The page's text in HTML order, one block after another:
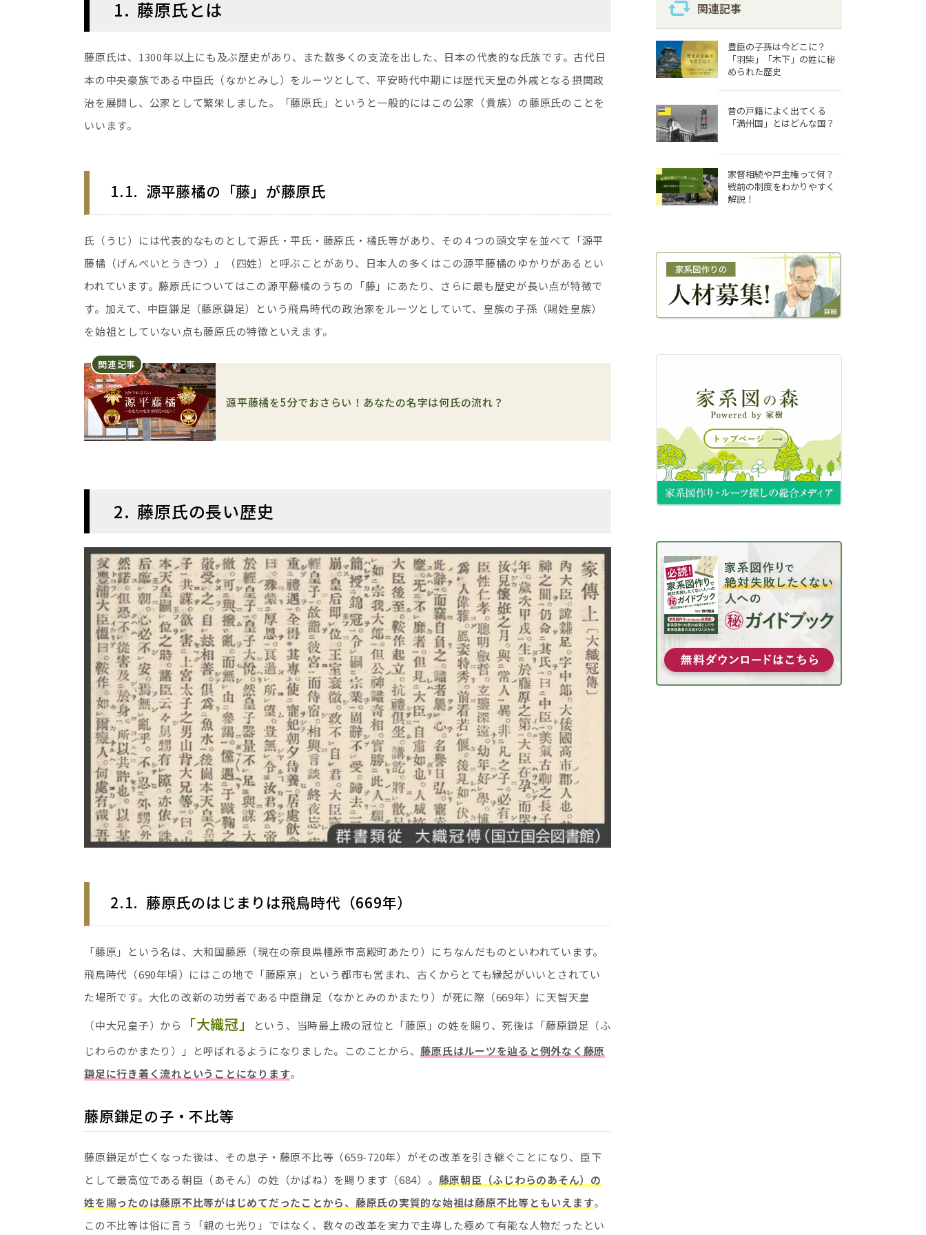
1 藤原氏とは
藤原氏は、1300年以上にも及ぶ歴史があり、また数多くの支流を出した、日本の代表的な氏族です。古代日
本の中央豪族である中臣氏（なかとみし）をルーツとして、平安時代中期には歴代天皇の外戚となる摂関政
治を展開し、公家として繁栄しました。「藤原氏」というと一般的にはこの公家（貴族）の藤原氏のことを
いいます。
1.1 源平藤橘の「藤」が藤原氏
氏（うじ）には代表的なものとして源氏・平氏・藤原氏・橘氏等があり、その４つの頭文字を並べて「源平
藤橘（げんぺいとうきつ）」（四姓）と呼ぶことがあり、日本人の多くはこの源平藤橘のゆかりがあるとい
われています。藤原氏についてはこの源平藤橘のうちの「藤」にあたり、さらに最も歴史が長い点が特徴で
す。加えて、中臣鎌足（藤原鎌足）という飛鳥時代の政治家をルーツとしていて、皇族の子孫（賜姓皇族）
を始祖としていない点も藤原氏の特徴といえます。
関連記事
源平藤橘を5分でおさらい！あなたの名字は何氏の流れ？
2 藤原氏の長い歴史
2.1 藤原氏のはじまりは飛鳥時代（669年）
「藤原」という名は、大和国藤原（現在の奈良県橿原市高殿町あたり）にちなんだものといわれています。
飛鳥時代（690年頃）にはこの地で「藤原京」という都市も営まれ、古くからとても縁起がいいとされてい
た場所です。大化の改新の功労者である中臣鎌足（なかとみのかまたり）が死に際（669年）に天智天皇
（中大兄皇子）から
「大織冠」
という、当時最上級の冠位と「藤原」の姓を賜り、死後は「藤原鎌足（ふ
じわらのかまたり）」と呼ばれるようになりました。このことから、藤原氏はルーツを辿ると例外なく藤原
鎌足に行き着く流れということになります。
藤原鎌足の子・不比等
藤原鎌足が亡くなった後は、その息子・藤原不比等（659-720年）がその改革を引き継ぐことになり、臣下
として最高位である朝臣（あそん）の姓（かばね）を賜ります（684）。 藤原朝臣（ふじわらのあそん）の
姓を賜ったのは藤原不比等がはじめてだったことから、藤原氏の実質的な始祖は藤原不比等ともいえます。
この不比等は俗に言う「親の七光り」ではなく、数々の改革を実力で主導した極めて有能な人物だったとい
関連記事
豊臣の子孫は今どこに？
「羽柴」「木下」の姓に秘
められた歴史
昔の戸籍によく出てくる
「満州国」とはどんな国？
家督相続や戸主権って何？
戦前の制度をわかりやすく
解説！